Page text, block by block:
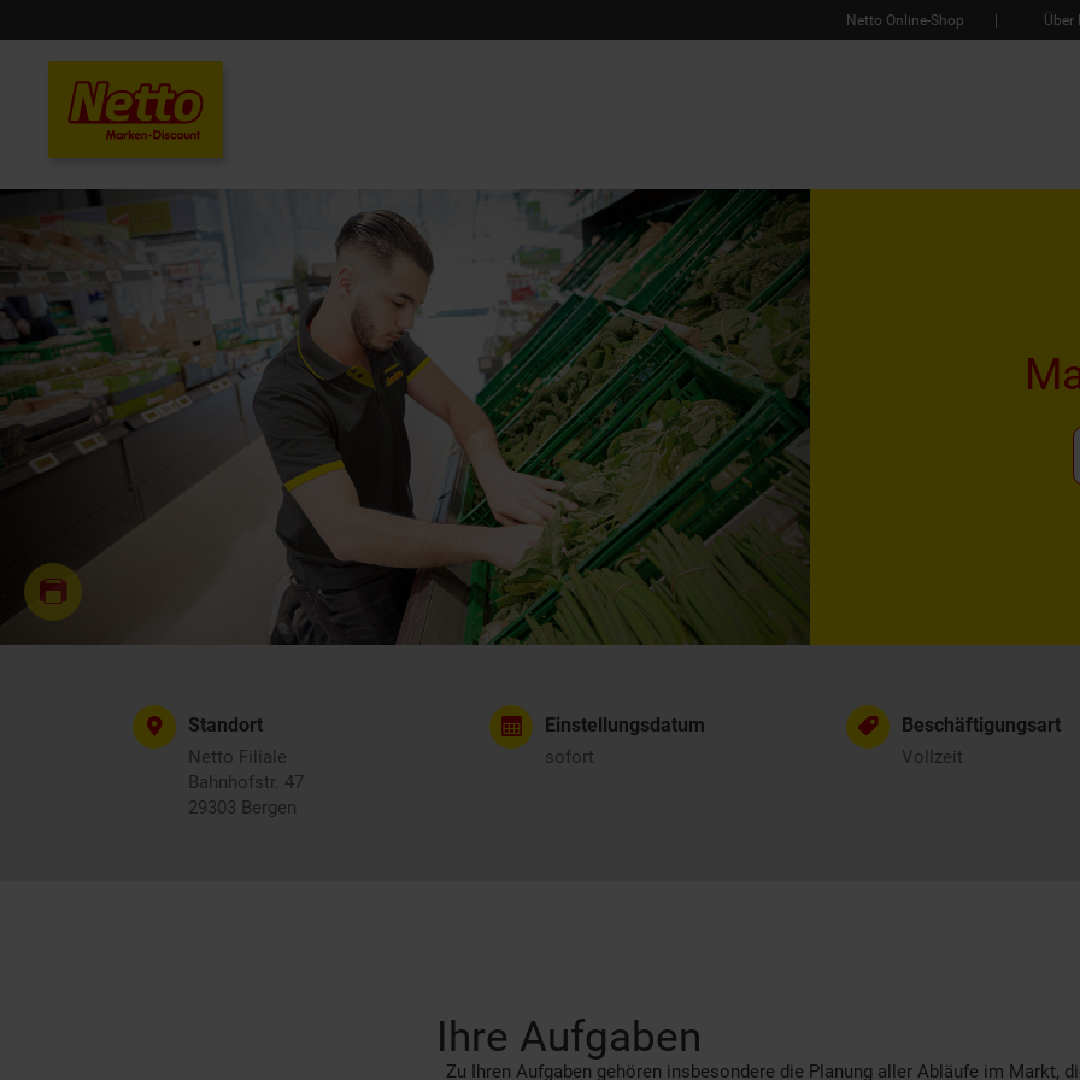
Netto Online-Shop Über
Standort
Netto Filiale
Bahnhofstr. 47
29303 Bergen
Einstellungsdatum
sofort
Beschäftigungsart
Vollzeit
Ihre Aufgaben
Zu Ihren Aufgaben gehören insbesondere die Planung aller Abläufe im Markt,